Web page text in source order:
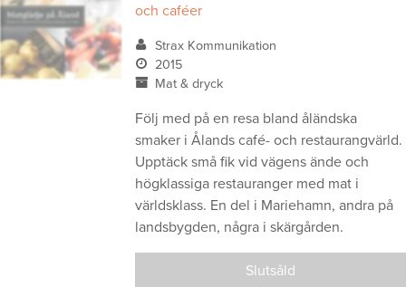
och caféer
Strax Kommunikation
2015
Mat & dryck
Följ med på en resa bland åländska
smaker i Ålands café- och restaurangvärld.
Upptäck små fik vid vägens ände och
högklassiga restauranger med mat i
världsklass. En del i Mariehamn, andra på
landsbygden, några i skärgården.
Slutsåld